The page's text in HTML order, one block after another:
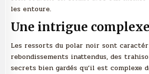
les entoure.
Une intrigue complexe
Les ressorts du polar noir sont
rebondissements inattendus, des
secrets bien gardés qu’il est complexe